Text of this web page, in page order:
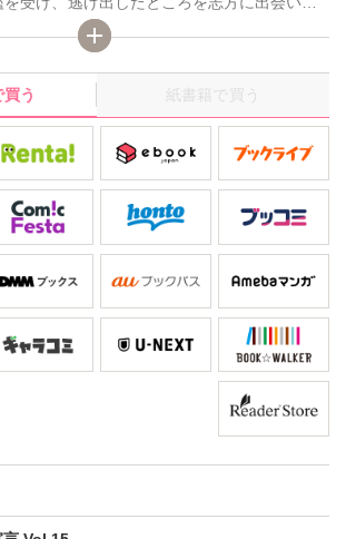
込みのお手伝いとして働くことになった。し
ーズされ、夢の中を漂うような気分だった。
、ＳＭグッズ満載の調教部屋だった!!「きみ
する為に結婚したんでね」前の店の主人も現
どい…こんなひどい。憧れていた坊ちゃま
だった。幸せになれると信じた結婚は地獄だ
コが熱くなるのは…なぜ？ 私は奴隷嫁として
…。「三角木馬 花嫁いじめ花弁なぶり」ほ
競演、デジタルレディースコミック アネ恋宣
う 紙書籍で買う